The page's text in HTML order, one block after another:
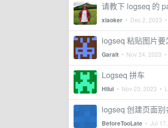
请教下 logseq 的
xiaoker • Dec 2, 2023
logseq 粘贴图片
Garalt • Nov 24, 2023
Logseq 拼车
Hilui • Nov 23, 2023 •
logseq 创建页面别
BeforeTooLate • Jul